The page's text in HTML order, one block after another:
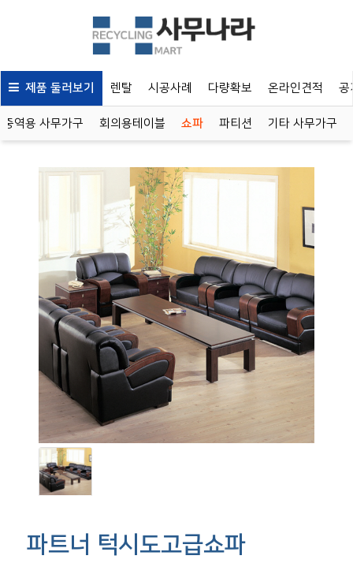
제품 둘러보기 렌탈 시공사례 다량확보 온라인견적 공
중역용 사무가구 회의용테이블 쇼파 파티션 기타 사무가구
파트너 턱시도고급쇼파